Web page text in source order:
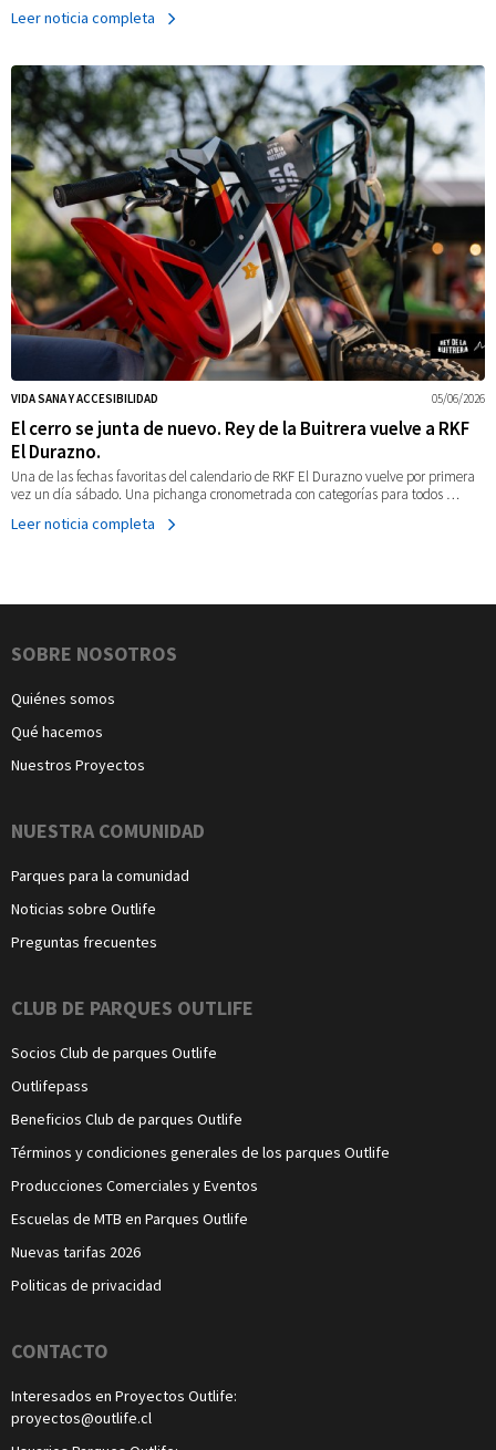
Leer noticia completa
05/06/2026
VIDA SANA Y ACCESIBILIDAD
El cerro se junta de nuevo. Rey de la Buitrera vuelve a RKF
El Durazno.
Una de las fechas favoritas del calendario de RKF El Durazno vuelve por primera
vez un día sábado. Una pichanga cronometrada con categorías para todos …
Leer noticia completa
Navegación
SOBRE NOSOTROS
Quiénes somos
Qué hacemos
Nuestros Proyectos
NUESTRA COMUNIDAD
Parques para la comunidad
Noticias sobre Outlife
Preguntas frecuentes
CLUB DE PARQUES OUTLIFE
Socios Club de parques Outlife
Outlifepass
Beneficios Club de parques Outlife
Términos y condiciones generales de los parques Outlife
Producciones Comerciales y Eventos
Escuelas de MTB en Parques Outlife
Nuevas tarifas 2026
Politicas de privacidad
CONTACTO
Interesados en Proyectos Outlife:
proyectos@outlife.cl